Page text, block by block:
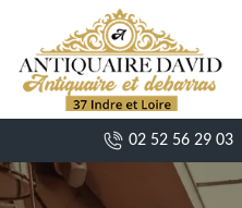
02 52 56 29 03